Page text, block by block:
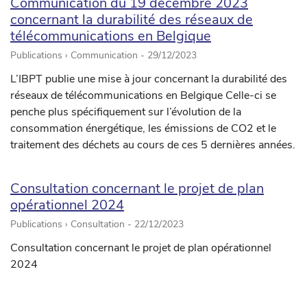
concernant la durabilité des réseaux de
télécommunications en Belgique
Publications › Communication - 29/12/2023
L’IBPT publie une mise à jour concernant la durabilité des
réseaux de télécommunications en Belgique Celle-ci se
penche plus spécifiquement sur l’évolution de la
consommation énergétique, les émissions de CO2 et le
traitement des déchets au cours de ces 5 dernières années.
Consultation concernant le projet de plan
opérationnel 2024
Publications › Consultation - 22/12/2023
Consultation concernant le projet de plan opérationnel
2024